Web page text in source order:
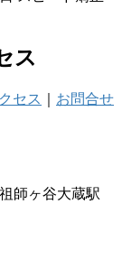
ス
セス
お問合せ
師ヶ谷大蔵駅